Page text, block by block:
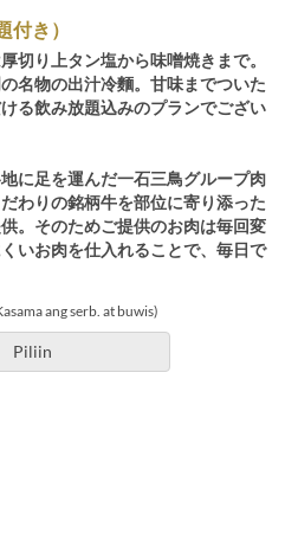
付き）
切り上タン塩から味噌焼きまで。
名物の出汁冷麵。甘味までついた
る飲み放題込みのプランでござい
に足を運んだ一石三鳥グループ肉
わりの銘柄牛を部位に寄り添った
。そのためご提供のお肉は毎回変
いお肉を仕入れることで、毎日で
ang serb. at buwis)
Piliin